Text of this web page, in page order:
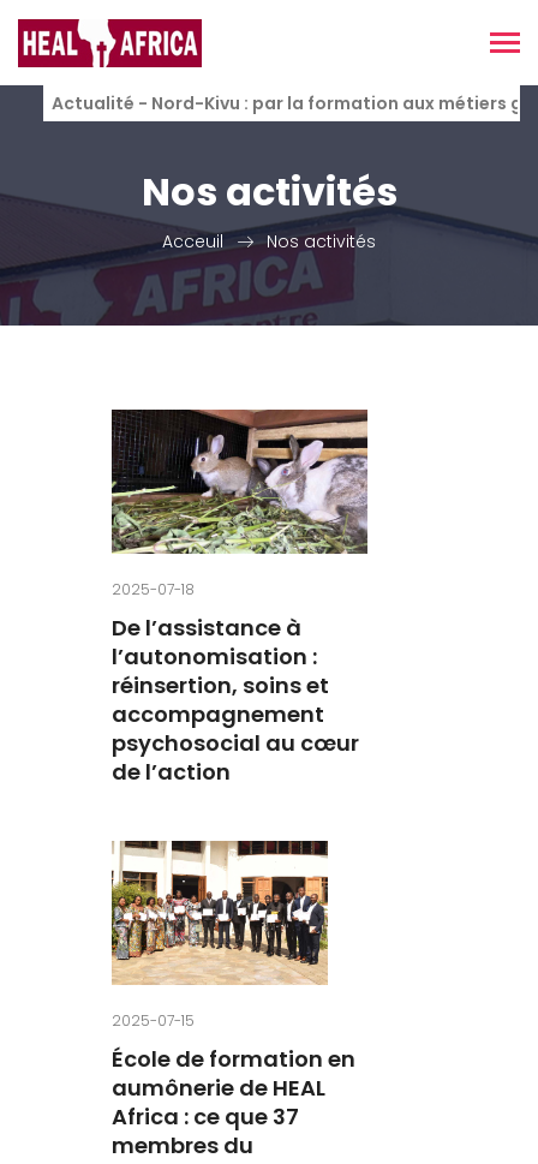
Actualité - Nord-Kivu : par la formation aux métiers
Nos activités
Acceuil Nos activités
2025-07-18
De l’assistance à
l’autonomisation :
réinsertion, soins et
accompagnement
psychosocial au cœur
de l’action
2025-07-15
École de formation en
aumônerie de HEAL
Africa : ce que 37
membres du